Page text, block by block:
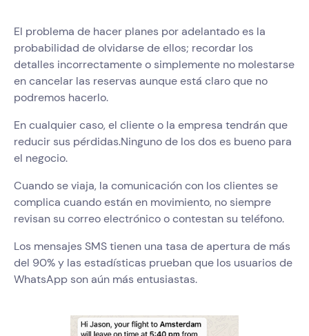
El problema de hacer planes por adelantado es la
probabilidad de olvidarse de ellos; recordar los
detalles incorrectamente o simplemente no molestarse
en cancelar las reservas aunque está claro que no
podremos hacerlo.
En cualquier caso, el cliente o la empresa tendrán que
reducir sus pérdidas.Ninguno de los dos es bueno para
el negocio.
Cuando se viaja, la comunicación con los clientes se
complica cuando están en movimiento, no siempre
revisan su correo electrónico o contestan su teléfono.
Los mensajes SMS tienen una tasa de apertura de más
del 90% y las estadísticas prueban que los usuarios de
WhatsApp son aún más entusiastas.